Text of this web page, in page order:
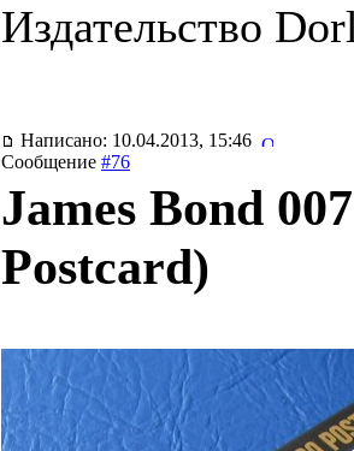
Издательство
Написано: 10.04.2013, 15:46
Сообщение #76
James Bond
Postcard)